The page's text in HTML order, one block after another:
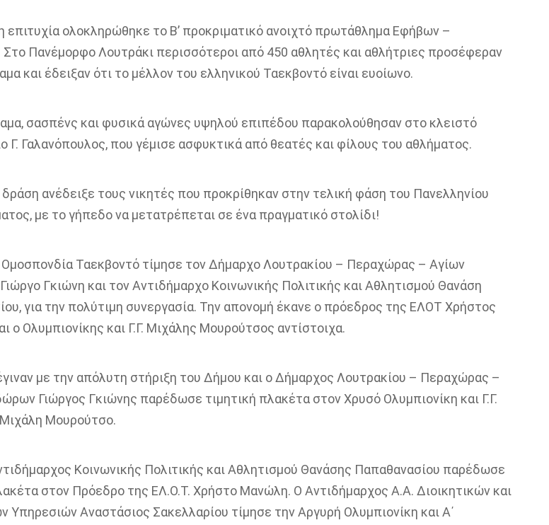
επιτυχία ολοκληρώθηκε το Β’προκριματικό ανοιχτό πρωτάθλημα Εφήβων –
Πανέμορφο Λουτράκι περισσότεροι από 450 αθλητές και αθλήτριες προσέφεραν
και έδειξαν ότι το μέλλον του ελληνικού Ταεκβοντόείναι ευοίωνο.
σασπένς και φυσικά αγώνες υψηλού επιπέδου παρακολούθησαν στο κλειστό
Γ. Γαλανόπουλος, που γέμισε ασφυκτικά από θεατές και φίλους του αθλήματος.
ανέδειξε τους νικητές που προκρίθηκαν στην τελική φάση του Πανελληνίου
με το γήπεδο να μετατρέπεται σε ένα πραγματικό στολίδι!
Ταεκβοντότίμησε τον Δήμαρχο Λουτρακίου – Περαχώρας – Αγίων
Γκιώνη και τον Αντιδήμαρχο Κοινωνικής Πολιτικής και Αθλητισμού Θανάση
, για την πολύτιμη συνεργασία. Την απονομή έκανε ο πρόεδρος της ΕΛΟΤ Χρήστος
ο Ολυμπιονίκης και Γ.Γ. Μιχάλης Μουρούτσος αντίστοιχα.
με την απόλυτη στήριξη του Δήμου και ο Δήμαρχος Λουτρακίου – Περαχώρας –
Γιώργος Γκιώνης παρέδωσε τιμητική πλακέτα στον Χρυσό Ολυμπιονίκη και Γ.Γ.
Μουρούτσο.
Κοινωνικής Πολιτικής και Αθλητισμού Θανάσης Παπαθανασίου παρέδωσε
στον Πρόεδρο της ΕΛ.Ο.Τ. Χρήστο Μανώλη. Ο Αντιδήμαρχος Α.Α. Διοικητικών και
Υπηρεσιών Αναστάσιος Σακελλαρίου τίμησε την Αργυρή Ολυμπιονίκη και Α΄